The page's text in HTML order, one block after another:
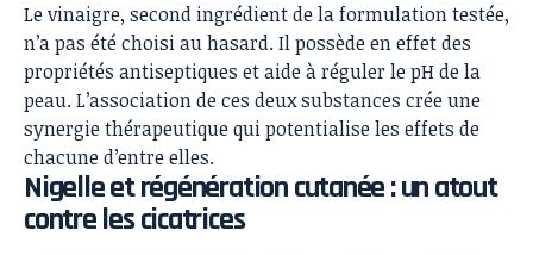
Le vinaigre, second ingrédient de la formulation testée,
n’a pas été choisi au hasard. Il possède en effet des
propriétés antiseptiques et aide à réguler le pH de la
peau. L’association de ces deux substances crée une
synergie thérapeutique qui potentialise les effets de
chacune d’entre elles.
Nigelle et régénération cutanée : un atout
contre les cicatrices